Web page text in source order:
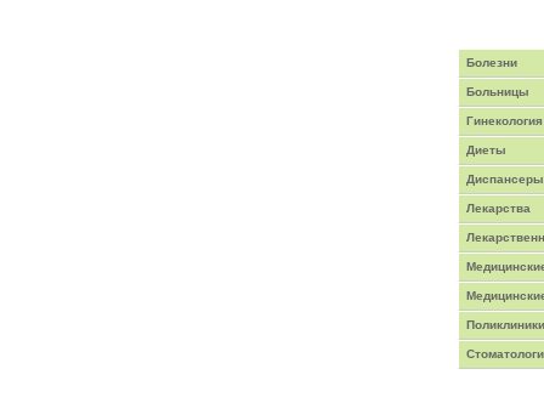
Болезни
Больницы
Гинекология
Диеты
Диспансеры
Лекарства
Поликлиники